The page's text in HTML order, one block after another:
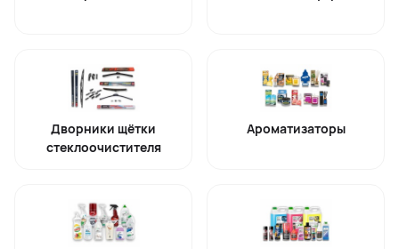
Дворники щётки
стеклоочистителя
Ароматизаторы